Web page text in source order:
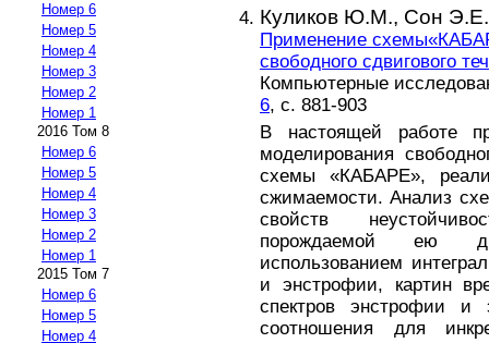
Номер 6
Номер 5
Номер 4
Номер 3
Номер 2
Номер 1
2016 Том 8
Номер 6
Номер 5
Номер 4
Номер 3
Номер 2
Номер 1
2015 Том 7
Номер 6
Номер 5
Номер 4
Куликов Ю.М., Сон Э.Е.
Применение
свободного сдвигового
Компьютерные
6, с. 881-903
В настоящей работе
моделирования
схемы «КАБАРЕ»,
сжимаемости. Анализ
свойств
порождаемой ею
использованием
и энстрофии, картин
спектров энстрофии и
соотношения для